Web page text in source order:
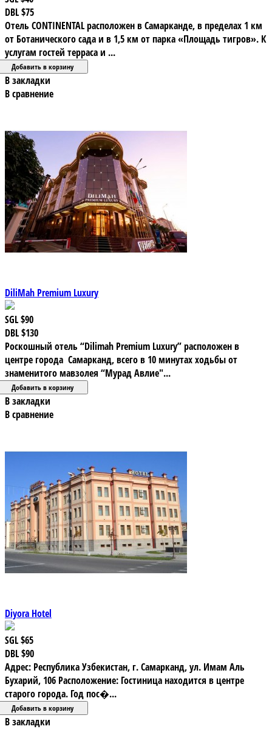
DBL$75
Отель CONTINENTAL расположен в Самарканде, в пределах 1 км
от Ботанического сада и в 1,5 км от парка «Площадь тигров». К
услугам гостей терраса и ...
В закладки
В сравнение
DiliMah Premium Luxury
SGL$90
DBL$130
Роскошный отель “Dilimah Premium Luxury” расположен в
центре города Самарканд, всего в 10 минутах ходьбы от
знаменитого мавзолея “Мурад Авлие"...
В закладки
В сравнение
Diyora Hotel
SGL$65
DBL$90
Адрес: Республика Узбекистан, г. Самарканд, ул. Имам Аль
Бухарий, 106 Расположение: Гостиница находится в центре
старого города. Год пос�...
В закладки